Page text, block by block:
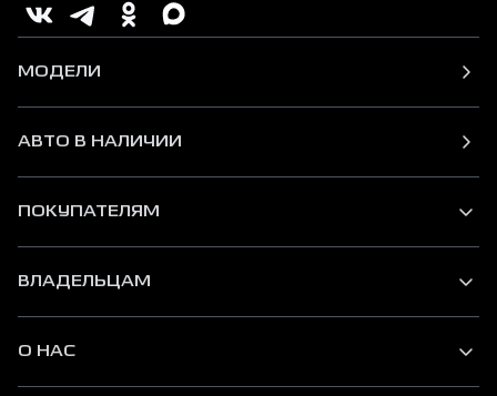
МОДЕЛИ
АВТО В НАЛИЧИИ
ПОКУПАТЕЛЯМ
ВЛАДЕЛЬЦАМ
О НАС